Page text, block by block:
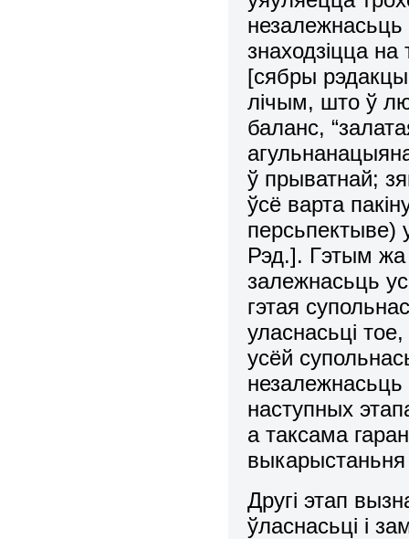
знаходзіцца на
[сябры
лічым, што ў
баланс,
ў прыватнай;
ўсё варта
персьпектыве)
Рэд.]. Гэтым жа
залежнасьць
гэтая
уласнасьці
усёй
незалежнасьць
наступных
а таксама
выкаpыстаньня
Дpугі этап
ўласнасьці і